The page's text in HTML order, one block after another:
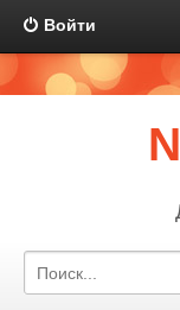
Войти